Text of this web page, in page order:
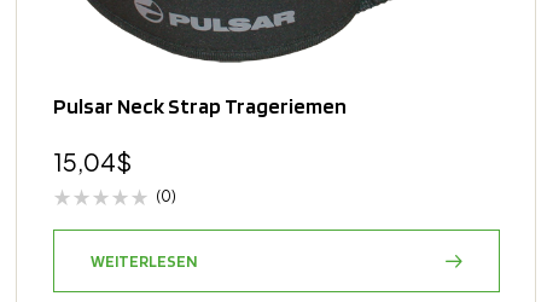
Pulsar Neck Strap Trageriemen
15,04$
(0)
WEITERLESEN